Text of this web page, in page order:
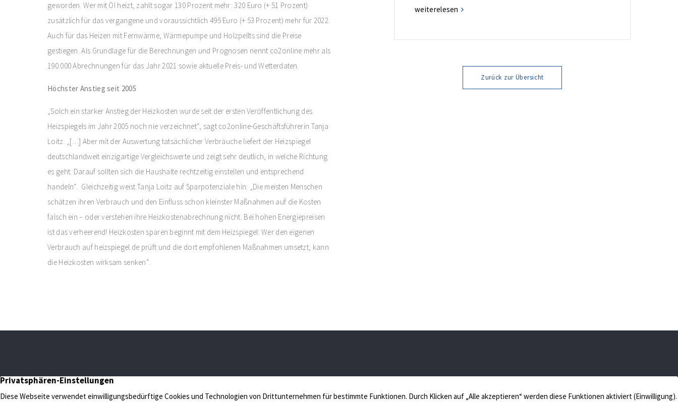
geworden. Wer mit Öl heizt, zahlt sogar 130 Prozent mehr: 320 Euro (+ 51 Prozent)
zusätzlich für das vergangene und voraussichtlich 495 Euro (+ 53 Prozent) mehr für 2022.
Auch für das Heizen mit Fernwärme, Wärmepumpe und Holzpellts sind die Preise
gestiegen. Als Grundlage für die Berechnungen und Prognosen nennt co2online mehr als
190.000 Abrechnungen für das Jahr 2021 sowie aktuelle Preis- und Wetterdaten.
Höchster Anstieg seit 2005
„Solch ein starker Anstieg der Heizkosten wurde seit der ersten Veröffentlichung des
Heizspiegels im Jahr 2005 noch nie verzeichnet“, sagt co2online-Geschäftsführerin Tanja
Loitz. „[…] Aber mit der Auswertung tatsächlicher Verbräuche liefert der Heizspiegel
deutschlandweit einzigartige Vergleichswerte und zeigt sehr deutlich, in welche Richtung
es geht. Darauf sollten sich die Haushalte rechtzeitig einstellen und entsprechend
handeln“. Gleichzeitig weist Tanja Loitz auf Sparpotenziale hin: „Die meisten Menschen
schätzen ihren Verbrauch und den Einfluss schon kleinster Maßnahmen auf die Kosten
falsch ein – oder verstehen ihre Heizkostenabrechnung nicht. Bei hohen Energiepreisen
ist das verheerend! Heizkosten sparen beginnt mit dem Heizspiegel: Wer den eigenen
Verbrauch auf heizspiegel.de prüft und die dort empfohlenen Maßnahmen umsetzt, kann
die Heizkosten wirksam senken“.
Retro-Look. Ein Einbauschrank im Flur bietet zusätzlichen
weiterelesen
Zurück zur Übersicht